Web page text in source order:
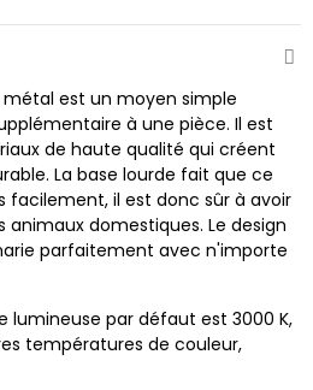
est un moyen simple
à une pièce. Il est
de haute qualité qui créent
La base lourde fait que ce
facilement, il est donc sûr à avoir
domestiques. Le design
parfaitement avec n'importe
lumineuse par défaut est 3000 K,
températures de couleur,